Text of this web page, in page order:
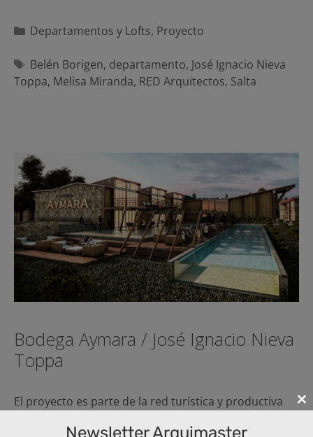
Categorías
Departamentos y Lofts, Proyecto
Etiquetas
Belén Borigen, departamento, José Ignacio Nieva
Toppa, Melisa Miranda, RED Arquitectos, Salta
Bodega Aymara / José Ignacio Nieva
Toppa
El proyecto es parte de la red turística y productiva
Newsletter Arquimaster